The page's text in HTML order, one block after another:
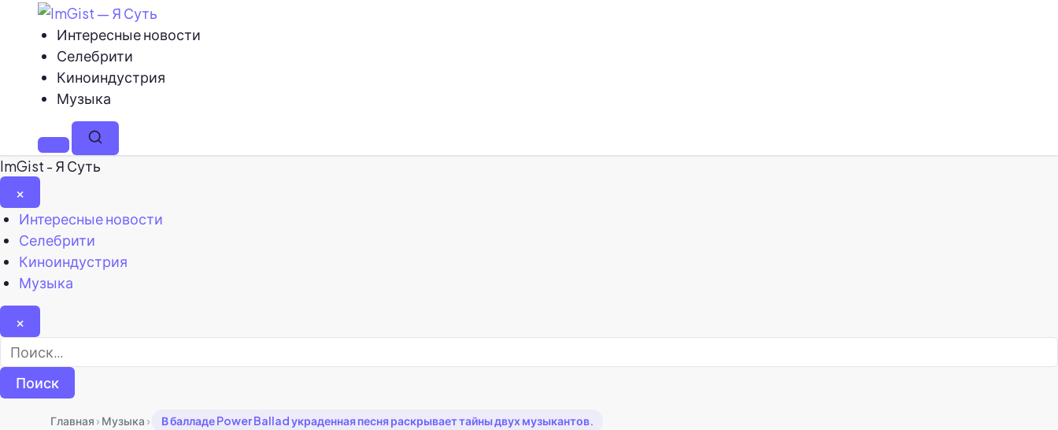
Интересные новости
Селебрити
Киноиндустрия
Музыка
МенюПоиск
ImGist - Я Суть
×
Закрыть
меню
Интересные новости
Селебрити
Киноиндустрия
Музыка
×
Найти:
Главная › Музыка › В балладе Power Ballad украденная песня раскрывает тайны двух музыкантов.